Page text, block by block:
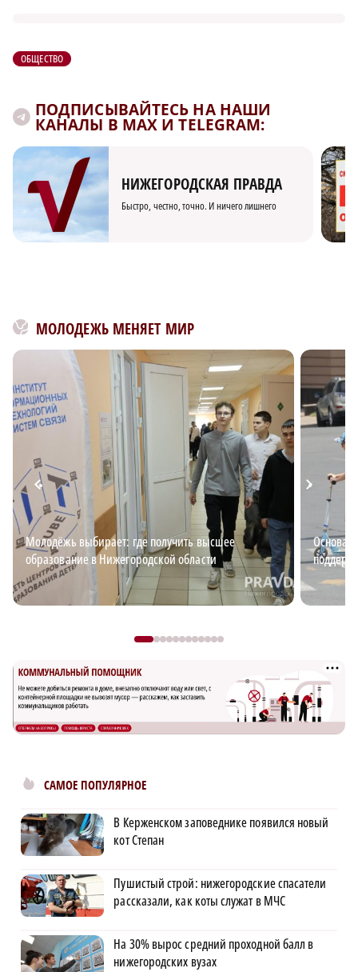
ОБЩЕСТВО
ПОДПИСЫВАЙТЕСЬ НА НАШИ
КАНАЛЫ В MAX И TELEGRAM:
НИЖЕГОРОДСКАЯ ПРАВДА
Быстро, честно, точно. И ничего лишнего
МОЛОДЕЖЬ МЕНЯЕТ МИР
Молодёжь выбирает: где получить высшее
образование в Нижегородской области
Основа
САМОЕ ПОПУЛЯРНОЕ
В Керженском заповеднике появился новый
кот Степан
Пушистый строй: нижегородские спасатели
рассказали, как коты служат в МЧС
На 30% вырос средний проходной балл в
нижегородских вузах